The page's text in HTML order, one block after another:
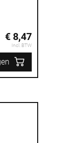
€ 8,47
Incl. BTW